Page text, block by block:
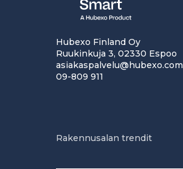
Hubexo Finland Oy
Ruukinkuja 3, 02330 Espoo
asiakaspalvelu@hubexo.com
09-809 911
Rakennusalan trendit